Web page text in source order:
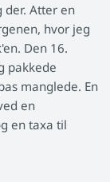
der. Atter en
hvor jeg
Den 16.
pakkede
manglede. En
en
en taxa til